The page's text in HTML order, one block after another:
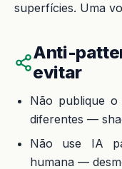
superfícies. Uma
Anti-
evitar
Não publique
diferentes —
Não use IA
humana —